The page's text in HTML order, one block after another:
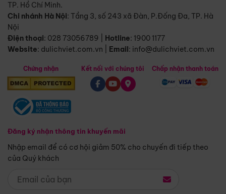
TP. Hồ Chí Minh.
Chi nhánh Hà Nội: Tầng 3, số 243 xã Đàn, P.Đống Đa, TP. Hà
Nội
Điện thoại: 028 73056789 Hotline: 1900 1177
Website: dulichviet.com.vn Email: info@dulichviet.com.vn
Chứng nhận
Đăng ký nhận thông tin khuyến mãi
Nhập email để có cơ hội giảm 50% cho chuyến đi tiếp theo
của Quý khách
Kết nối với chúng tôi Chấp nhận thanh toán